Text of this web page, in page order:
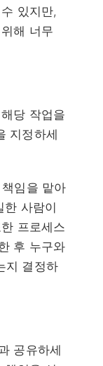
있지만,
해 너무
당 작업을
지정하세
임을 맡아
사람이
프로세스
후 누구와
지 결정하
공유하세